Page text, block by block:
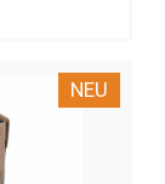
NEU